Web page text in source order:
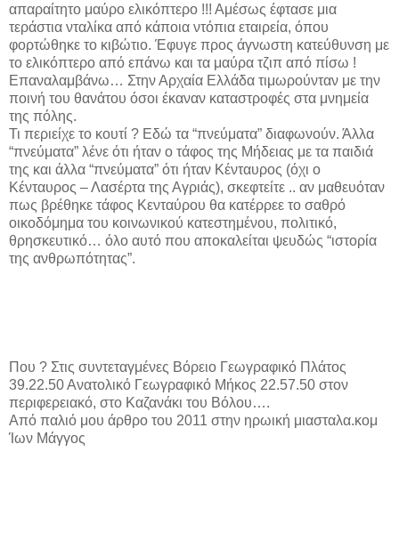
απαραίτητο μαύρο ελικόπτερο !!! Αμέσως έφτασε μια
τεράστια νταλίκα από κάποια ντόπια εταιρεία, όπου
φορτώθηκε το κιβώτιο. Έφυγε προς άγνωστη κατεύθυνση με
το ελικόπτερο από επάνω και τα μαύρα τζιπ από πίσω !
Επαναλαμβάνω… Στην Αρχαία Ελλάδα τιμωρούνταν με την
ποινή του θανάτου όσοι έκαναν καταστροφές στα μνημεία
της πόλης.
Τι περιείχε το κουτί ? Εδώ τα “πνεύματα” διαφωνούν. Άλλα
“πνεύματα” λένε ότι ήταν ο τάφος της Μήδειας με τα παιδιά
της και άλλα “πνεύματα” ότι ήταν Κένταυρος (όχι ο
Κένταυρος – Λασέρτα της Αγριάς), σκεφτείτε .. αν μαθευόταν
πως βρέθηκε τάφος Κενταύρου θα κατέρρεε το σαθρό
οικοδόμημα του κοινωνικού κατεστημένου, πολιτικό,
θρησκευτικό… όλο αυτό που αποκαλείται ψευδώς “ιστορία
της ανθρωπότητας”.
Που ? Στις συντεταγμένες Βόρειο Γεωγραφικό Πλάτος
39.22.50 Ανατολικό Γεωγραφικό Μήκος 22.57.50 στον
περιφερειακό, στο Καζανάκι του Βόλου….
Από παλιό μου άρθρο του 2011 στην ηρωική μιασταλα.κομ
Ίων Μάγγος